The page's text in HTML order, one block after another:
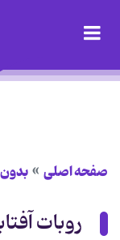
صفحه اصلی
روبات